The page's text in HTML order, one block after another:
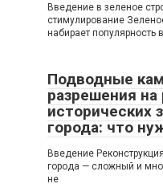
Введение в зеленое
стимулирование
набирает популярность
Подводные
разрешения
исторических
города: что
Введение
города — сложный и
не